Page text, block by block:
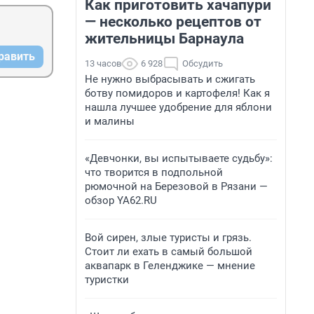
Как приготовить хачапури
— несколько рецептов от
жительницы Барнаула
13 часов 6 928 Обсудить
Не нужно выбрасывать и сжигать
ботву помидоров и картофеля! Как я
нашла лучшее удобрение для яблони
и малины
«Девчонки, вы испытываете судьбу»:
что творится в подпольной
рюмочной на Березовой в Рязани —
обзор YA62.RU
Вой сирен, злые туристы и грязь.
Стоит ли ехать в самый большой
аквапарк в Геленджике — мнение
туристки